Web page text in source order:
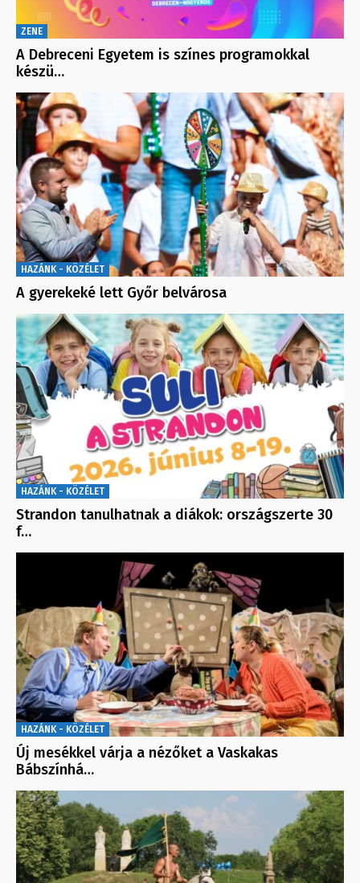
ZENE
A Debreceni Egyetem is színes programokkal
készü…
HAZÁNK - KÖZÉLET
A gyerekeké lett Győr belvárosa
HAZÁNK - KÖZÉLET
Strandon tanulhatnak a diákok: országszerte 30
f…
HAZÁNK - KÖZÉLET
Új mesékkel várja a nézőket a Vaskakas
Bábszínhá…